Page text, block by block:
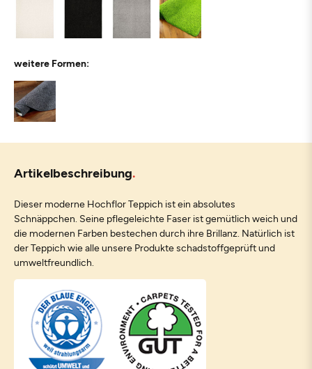
weitere Formen:
Artikelbeschreibung
Dieser moderne Hochflor Teppich ist ein absolutes
Schnäppchen. Seine pflegeleichte Faser ist gemütlich weich und
die modernen Farben bestechen durch ihre Brillanz. Natürlich ist
der Teppich wie alle unsere Produkte schadstoffgeprüft und
umweltfreundlich.